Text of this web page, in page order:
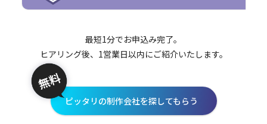
最短1分でお申込み完了。
ヒアリング後、1営業日以内にご紹介いたします。
ピッタリの制作会社を探してもらう